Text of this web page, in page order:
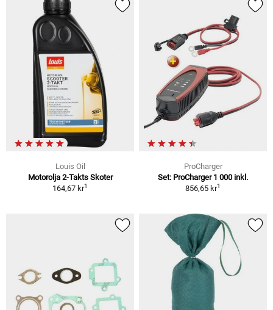
Louis Oil
Motorolja 2-Takts Skoter
164,67 kr1
ProCharger
Set: ProCharger 1 000 inkl.
856,65 kr1